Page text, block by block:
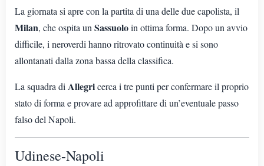
La giornata si apre con la partita di una delle due capolista, il
Milan, che ospita un Sassuoloin ottima forma. Dopo un avvio
difficile, i neroverdi hanno ritrovato continuità e si sono
allontanati dalla zona bassa della classifica.
La squadra di Allegricerca i tre punti per confermare il proprio
stato di forma e provare ad approfittare di un’eventuale passo
falso del Napoli.
Udinese-Napoli